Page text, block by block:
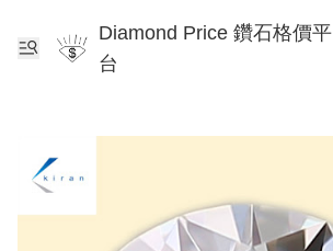
Diamond Price 鑽石格價平
台